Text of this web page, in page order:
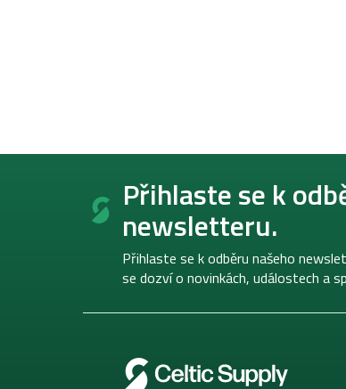
Z
Přihlaste se k
newsletteru.
Přihlaste se k odběru našeho
se dozví o novinkách, událostech a